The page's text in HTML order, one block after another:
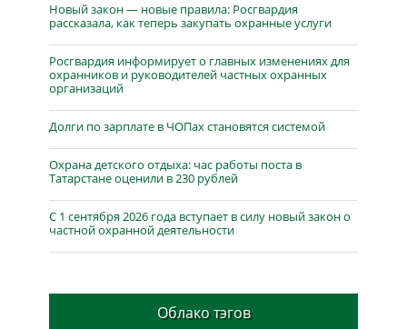
Новый закон — новые правила: Росгвардия
рассказала, как теперь закупать охранные услуги
Росгвардия информирует о главных изменениях для
охранников и руководителей частных охранных
организаций
Долги по зарплате в ЧОПах становятся системой
Охрана детского отдыха: час работы поста в
Татарстане оценили в 230 рублей
С 1 сентября 2026 года вступает в силу новый закон о
частной охранной деятельности
Облако тэгов